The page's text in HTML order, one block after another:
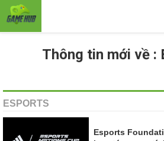
Thông tin mới về :
ESPORTS
Esports